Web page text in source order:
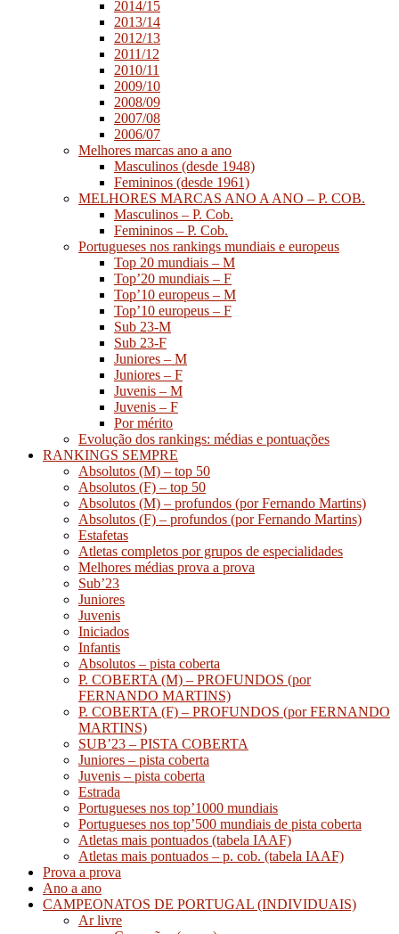
2014/15
2013/14
2012/13
2011/12
2010/11
2009/10
2008/09
2007/08
2006/07
Melhores marcas ano a ano
Masculinos (desde 1948)
Femininos (desde 1961)
MELHORES MARCAS ANO A ANO – P. COB.
Masculinos – P. Cob.
Femininos – P. Cob.
Portugueses nos rankings mundiais e europeus
Top 20 mundiais – M
Top’20 mundiais – F
Top’10 europeus – M
Top’10 europeus – F
Sub 23-M
Sub 23-F
Juniores – M
Juniores – F
Juvenis – M
Juvenis – F
Por mérito
Evolução dos rankings: médias e pontuações
RANKINGS SEMPRE
Absolutos (M) – top 50
Absolutos (F) – top 50
Absolutos (M) – profundos (por Fernando Martins)
Absolutos (F) – profundos (por Fernando Martins)
Estafetas
Atletas completos por grupos de especialidades
Melhores médias prova a prova
Sub’23
Juniores
Juvenis
Iniciados
Infantis
Absolutos – pista coberta
P. COBERTA (M) – PROFUNDOS (por
FERNANDO MARTINS)
P. COBERTA (F) – PROFUNDOS (por FERNANDO
MARTINS)
SUB’23 – PISTA COBERTA
Juniores – pista coberta
Juvenis – pista coberta
Estrada
Portugueses nos top’1000 mundiais
Portugueses nos top’500 mundiais de pista coberta
Atletas mais pontuados (tabela IAAF)
Atletas mais pontuados – p. cob. (tabela IAAF)
Prova a prova
Ano a ano
CAMPEONATOS DE PORTUGAL (INDIVIDUAIS)
Ar livre